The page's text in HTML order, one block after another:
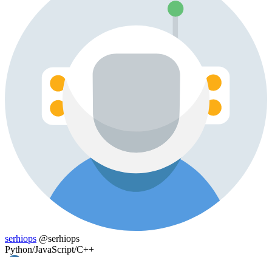
serhiops @serhiops
Python/JavaScript/C++